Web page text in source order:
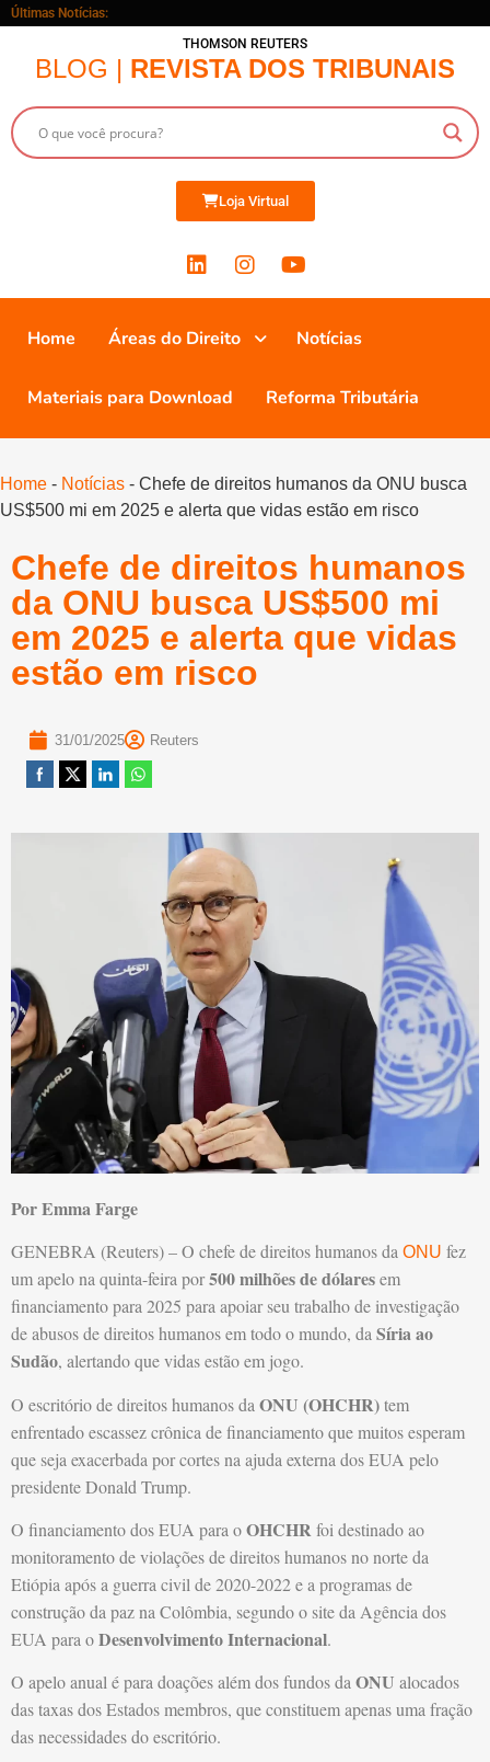
Últimas Notícias:
THOMSON REUTERS
BLOG | REVISTA DOS TRIBUNAIS
Loja Virtual
Home Áreas do Direito Notícias
Materiais para Download Reforma Tributária
Home - Notícias - Chefe de direitos humanos da ONU busca
US$500 mi em 2025 e alerta que vidas estão em risco
Chefe de direitos humanos
da ONU busca US$500 mi
em 2025 e alerta que vidas
estão em risco
31/01/2025 Reuters
Por Emma Farge
GENEBRA (Reuters) – O chefe de direitos humanos da ONU fez
um apelo na quinta-feira por500 milhões de dólaresem
financiamento para 2025 para apoiar seu trabalho de investigação
de abusos de direitos humanos em todo o mundo, da Síria ao
Sudão, alertando que vidas estão em jogo.
O escritório de direitos humanos da ONU (OHCHR)tem
enfrentado escassez crônica de financiamento que muitos esperam
que seja exacerbada por cortes na ajuda externa dos EUA pelo
presidente Donald Trump.
O financiamento dos EUA para oOHCHRfoi destinado ao
monitoramento de violações de direitos humanos no norte da
Etiópia após a guerra civil de 2020-2022 e a programas de
construção da paz na Colômbia, segundo o site da Agência dos
EUA para oDesenvolvimento Internacional.
O apelo anual é para doações além dos fundos daONU alocados
das taxas dos Estados membros, que constituem apenas uma fração
das necessidades do escritório.